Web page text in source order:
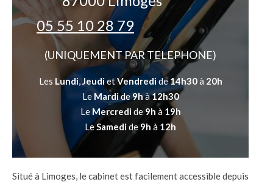
05 55 10 28 79
(UNIQUEMENT PAR TELEPHONE)
Les Lundi,JeudietVendredide14h30à 20h
Le Mardide9hà12h30
Le Mercredide 9h à 19h
LeSamedide 9h à 12h
Situé à Limoges, le cabinet est facilement accessible depuis